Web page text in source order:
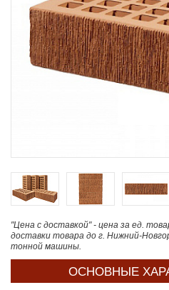
"Цена с доставкой" - цена за ед.
доставки товара до г. Нижний-
тонной машины.
ОСНОВНЫЕ